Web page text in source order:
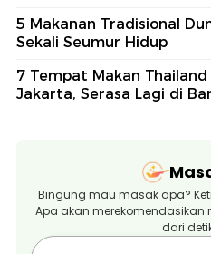
5 Makanan Tradisional
Sekali Seumur Hidup
7 Tempat Makan
Jakarta, Serasa Lagi di
Bingung mau masak apa?
Apa akan merekomendasikan
dari